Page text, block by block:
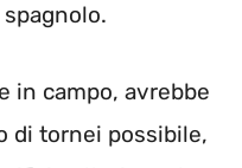
in campo, avrebbe
di tornei possibile,